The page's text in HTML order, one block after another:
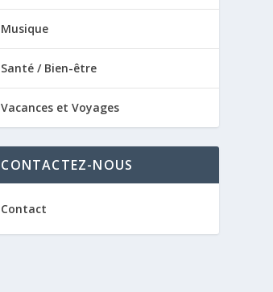
Musique
Santé / Bien-être
Vacances et Voyages
CONTACTEZ-NOUS
Contact